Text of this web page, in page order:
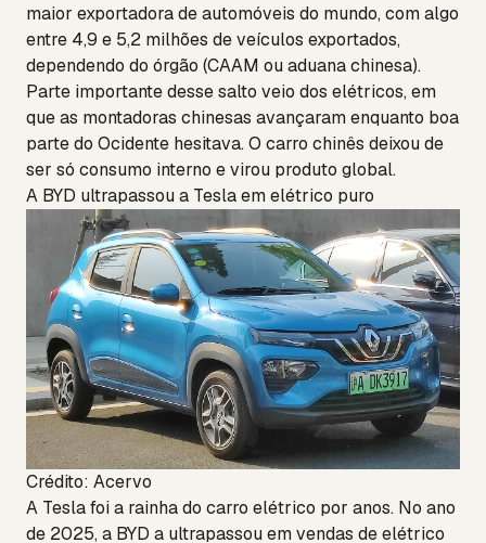
maior exportadora de automóveis do mundo, com algo
entre 4,9 e 5,2 milhões de veículos exportados,
dependendo do órgão (CAAM ou aduana chinesa).
Parte importante desse salto veio dos elétricos, em
que as montadoras chinesas avançaram enquanto boa
parte do Ocidente hesitava. O carro chinês deixou de
ser só consumo interno e virou produto global.
A BYD ultrapassou a Tesla em elétrico puro
Crédito: Acervo
A Tesla foi a rainha do carro elétrico por anos. No ano
de 2025, a BYD a ultrapassou em vendas de elétrico